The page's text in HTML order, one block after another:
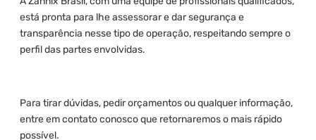
está pronta para lhe assessorar e dar segurança e
transparência nesse tipo de operação, respeitando sempre o
perfil das partes envolvidas.
Para tirar dúvidas, pedir orçamentos ou qualquer informação,
entre em contato conosco que retornaremos o mais rápido
possível.